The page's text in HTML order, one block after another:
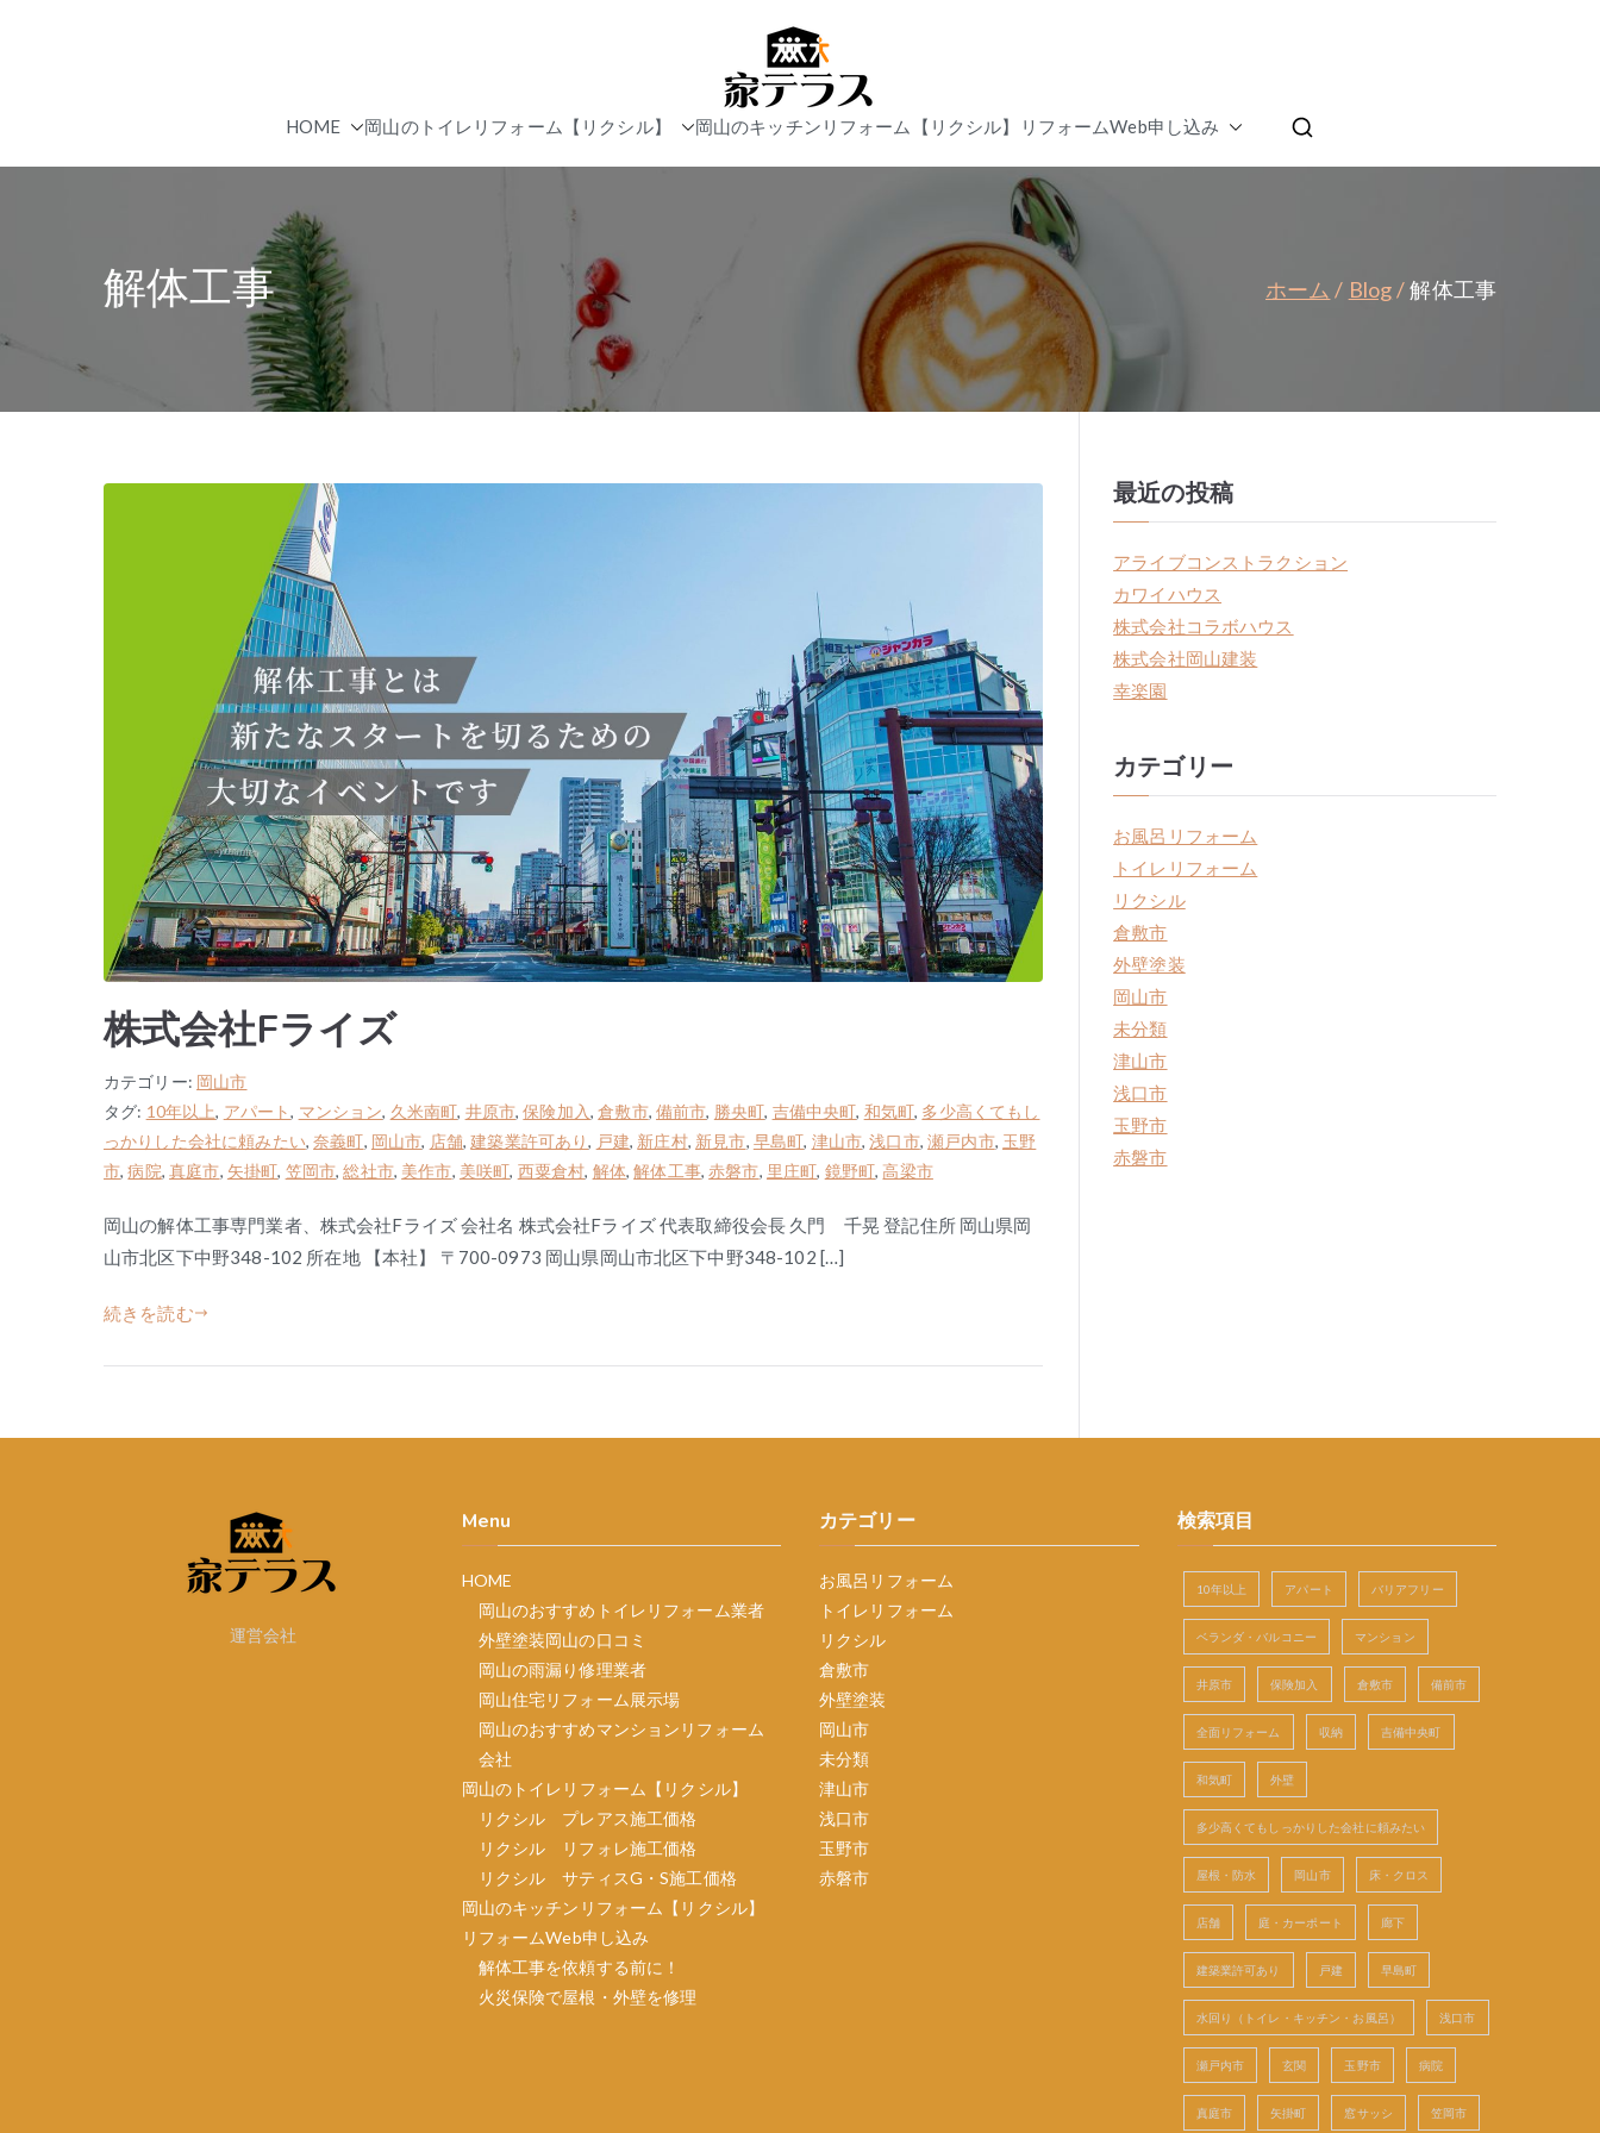
岡山リフォームランキング | 家
テラス
HOME 岡山のトイレリフォーム【リクシル】 岡山のキッチンリフォーム【リクシル】 リフォームWeb申し込み
解体工事 ホーム Blog 解体工事
株式会社Fライズ
カテゴリー: 岡山市
タグ: 10年以上, アパート, マンション, 久米南町, 井原市,保険加入,倉敷市,備前市, 勝央町, 吉備中央町, 和気町, 多少高くてもし
っかりした会社に頼みたい,奈義町, 岡山市, 店舗,建築業許可あり, 戸建, 新庄村, 新見市, 早島町, 津山市,浅口市,瀬戸内市, 玉野
市,病院,真庭市, 矢掛町, 笠岡市,総社市, 美作市, 美咲町, 西粟倉村, 解体,解体工事,赤磐市, 里庄町, 鏡野町,高梁市
岡山の解体工事専門業者、株式会社Fライズ 会社名 株式会社Fライズ 代表取締役会長 久門 千晃 登記住所 岡山県岡
山市北区下中野348-102 所在地 【本社】 〒700-0973 岡山県岡山市北区下中野348-102 […]
続きを読む
最近の投稿
アライブコンストラクション
カワイハウス
株式会社コラボハウス
株式会社岡山建装
幸楽園
カテゴリー
お風呂リフォーム
トイレリフォーム
リクシル
倉敷市
外壁塗装
岡山市
未分類
津山市
浅口市
玉野市
赤磐市
運営会社
Menu
HOME
岡山のおすすめトイレリフォーム業者
外壁塗装岡山の口コミ
岡山の雨漏り修理業者
岡山住宅リフォーム展示場
岡山のおすすめマンションリフォーム
会社
岡山のトイレリフォーム【リクシル】
リクシル プレアス施工価格
リクシル リフォレ施工価格
リクシル サティスG・S施工価格
岡山のキッチンリフォーム【リクシル】
リフォームWeb申し込み
解体工事を依頼する前に！
火災保険で屋根・外壁を修理
カテゴリー
お風呂リフォーム
トイレリフォーム
リクシル
倉敷市
外壁塗装
岡山市
未分類
津山市
浅口市
玉野市
赤磐市
検索項目
10年以上 アパート バリアフリー
ベランダ・バルコニー マンション
井原市 保険加入 倉敷市 備前市
全面リフォーム 収納 吉備中央町
和気町 外壁
多少高くてもしっかりした会社に頼みたい
屋根・防水 岡山市 床・クロス
店舗 庭・カーポート 廊下
建築業許可あり 戸建 早島町
水回り（トイレ・キッチン・お風呂） 浅口市
瀬戸内市 玄関 玉野市 病院
真庭市 矢掛町 窓サッシ 笠岡市